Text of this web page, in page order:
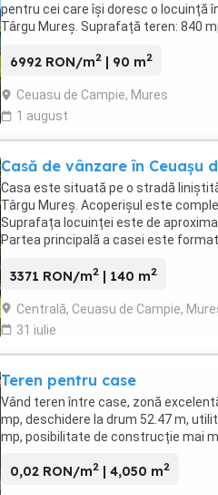
pentru cei care își doresc o locuință
Târgu Mureș. Suprafață teren: 840
6992 RON/m2 | 90 m2
Ceuasu de Campie, Mures
1 august
Casă de vânzare în Ceuașu
Casa este situată pe o stradă
Târgu Mureș. Acoperișul este
Suprafața locuinței este de
Partea principală a casei este
3371 RON/m2 | 140 m2
Centrală, Ceuasu de Campie,
31 iulie
Teren pentru case
Vând teren între case, zonă
mp, deschidere la drum 52.47 m,
mp, posibilitate de construcție mai
0,02 RON/m2 | 4,050 m2